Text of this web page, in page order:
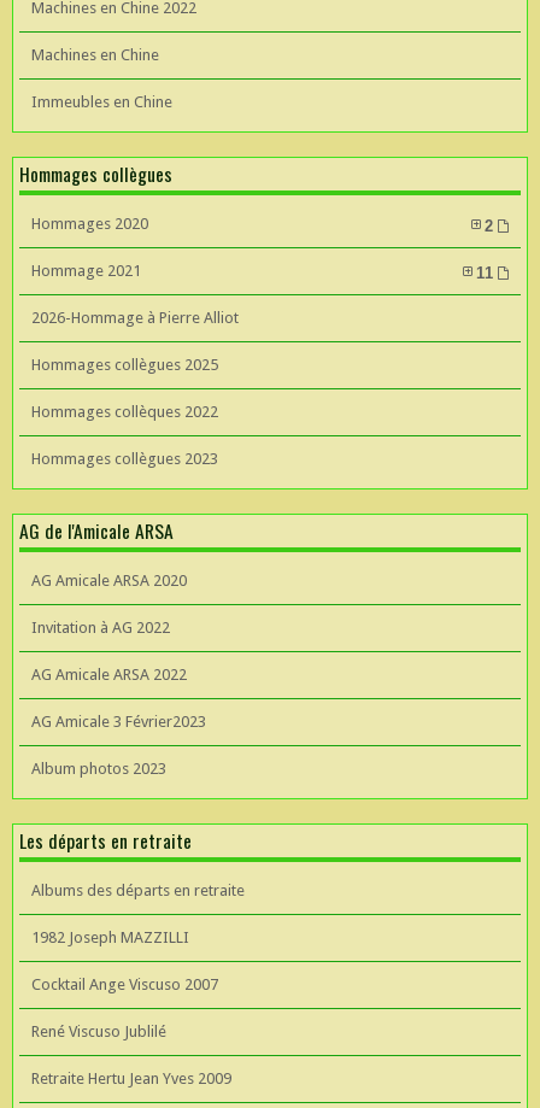
Machines en Chine 2022
Machines en Chine
Immeubles en Chine
Hommages collègues
Hommages 2020 2
Hommage 2021 11
2026-Hommage à Pierre Alliot
Hommages collègues 2025
Hommages collèques 2022
Hommages collègues 2023
AG de l'Amicale ARSA
AG Amicale ARSA 2020
Invitation à AG 2022
AG Amicale ARSA 2022
AG Amicale 3 Février2023
Album photos 2023
Les départs en retraite
Albums des départs en retraite
1982 Joseph MAZZILLI
Cocktail Ange Viscuso 2007
René Viscuso Jublilé
Retraite Hertu Jean Yves 2009